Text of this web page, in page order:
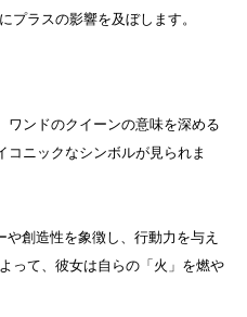
プラスの影響を及ぼします。
ワンドのクイーンの意味を深める
ニックなシンボルが見られま
創造性を象徴し、行動力を与え
って、彼女は自らの「火」を燃や